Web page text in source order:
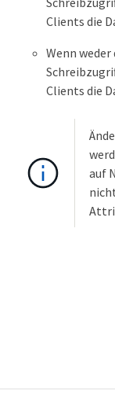
Clients die
Wenn weder
Clients die
auf